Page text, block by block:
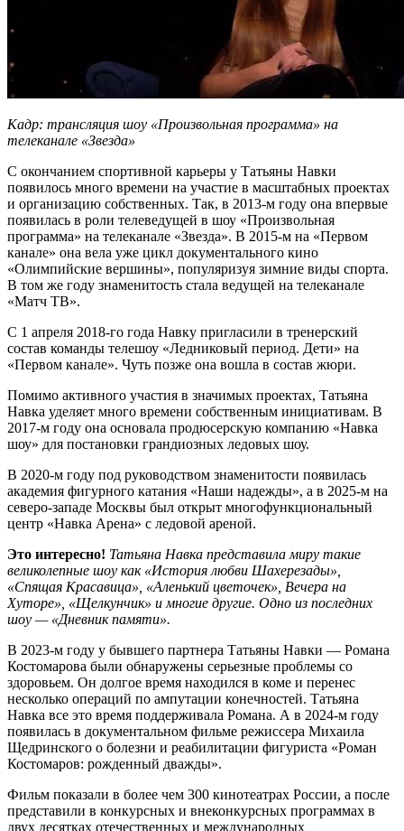
Кадр: трансляция шоу «Произвольная программа» на
телеканале «Звезда»
С окончанием спортивной карьеры у Татьяны Навки
появилось много времени на участие в масштабных проектах
и организацию собственных. Так, в 2013-м году она впервые
появилась в роли телеведущей в шоу «Произвольная
программа» на телеканале «Звезда». В 2015-м на «Первом
канале» она вела уже цикл документального кино
«Олимпийские вершины», популяризуя зимние виды спорта.
В том же году знаменитость стала ведущей на телеканале
«Матч ТВ».
С 1 апреля 2018-го года Навку пригласили в тренерский
состав команды телешоу «Ледниковый период. Дети» на
«Первом канале». Чуть позже она вошла в состав жюри.
Помимо активного участия в значимых проектах, Татьяна
Навка уделяет много времени собственным инициативам. В
2017-м году она основала продюсерскую компанию «Навка
шоу» для постановки грандиозных ледовых шоу.
В 2020-м году под руководством знаменитости появилась
академия фигурного катания «Наши надежды», а в 2025-м на
северо-западе Москвы был открыт многофункциональный
центр «Навка Арена» с ледовой ареной.
Это интересно! Татьяна Навка представила миру такие
великолепные шоу как «История любви Шахерезады»,
«Спящая Красавица», «Аленький цветочек», Вечера на
Хуторе», «Щелкунчик» и многие другие. Одно из последних
шоу — «Дневник памяти».
В 2023-м году у бывшего партнера Татьяны Навки — Романа
Костомарова были обнаружены серьезные проблемы со
здоровьем. Он долгое время находился в коме и перенес
несколько операций по ампутации конечностей. Татьяна
Навка все это время поддерживала Романа. А в 2024-м году
появилась в документальном фильме режиссера Михаила
Щедринского о болезни и реабилитации фигуриста «Роман
Костомаров: рожденный дважды».
Фильм показали в более чем 300 кинотеатрах России, а после
представили в конкурсных и внеконкурсных программах в
двух десятках отечественных и международных